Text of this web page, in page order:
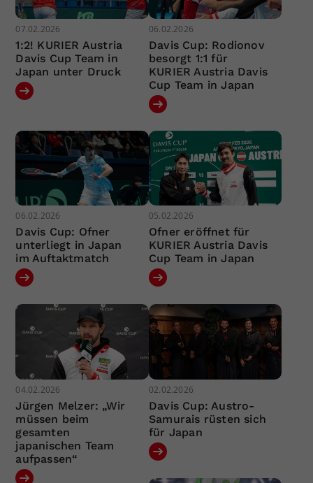
07.02.2026
1:2! KURIER Austria
Davis Cup Team in
Japan unter Druck
06.02.2026
Davis Cup: Rodionov
besorgt 1:1 für
KURIER Austria Davis
Cup Team in Japan
06.02.2026
Davis Cup: Ofner
unterliegt in Japan
im Auftaktmatch
05.02.2026
Ofner eröffnet für
KURIER Austria Davis
Cup Team in Japan
04.02.2026
Jürgen Melzer: „Wir
müssen beim
gesamten
japanischen Team
aufpassen“
02.02.2026
Davis Cup: Austro-
Samurais rüsten sich
für Japan